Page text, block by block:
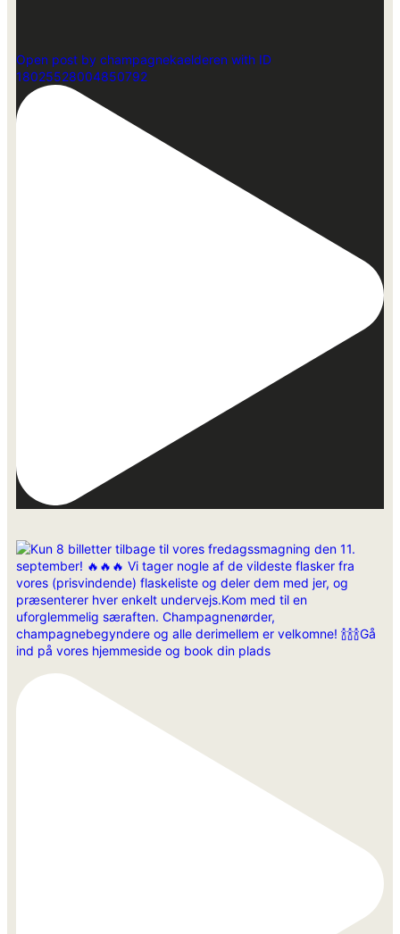
Open post by champagnekaelderen with ID
18025528004850792